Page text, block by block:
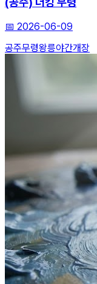
📅 2026-06-09
공주무령왕릉야간개장